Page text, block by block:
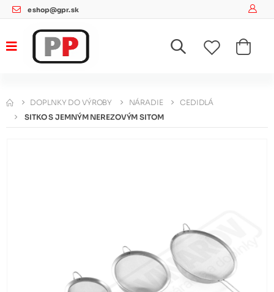
eshop@gpr.sk
DOPLNKY DO VÝROBY NÁRADIE
CEDIDLÁ
SITKO S JEMNÝM NEREZOVÝM SITOM